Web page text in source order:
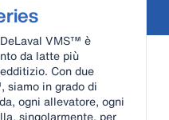
VMS™ è
da latte più
Con due
siamo in grado di
ogni allevatore, ogni